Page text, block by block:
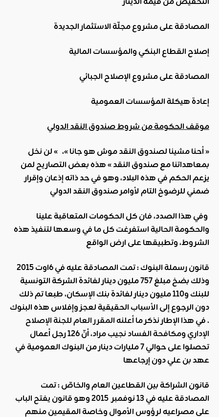
المصادقة على مشروع مجلّة الاستثمار الجديدة
إصلاح القطاع البنكي والمؤسسات المالية
المصادقة على مشروع الإصلاح الجبائي
إعادة هيكلة المؤسسات العمومية
موقف الحكومة من شروط صندوق النقد الدولي
« أحنا مشينا لصندوق النقد موش هو جانا »، » لن نخل
بمعاهداتنا مع صندوق النقد » هذه بعض التصاريح لمن
يزعم الحكم في هذه البلاد، وهو في حد ذاته إذعان وإقرار
ضمني للرضوخ التام لأوامر صندوق النقد الدولي
وفي هذا الصدد، فان كل الحكومات المتعاقبة علينا
والحكومة الحالية استفرغت كل ما في وسعها لتنفيذ هذه
الشروط، وتطبيقها على ارض الواقع
قانون رسملة البنوك : تمت المصادقة عليه في 6اوت 2015
وذلك بضخ
مبلغ 757 مليون دينار لفائدة الشركة التونسية
للبنك و110 مليون دينار لفائدة بنك الإسكان، طبعا تم ذلك
دون الرجوع إلى الأسباب الحقيقية لعجز وإفلاس هذه البنوك
. في هذا الإطار نذكرماأعلنه المقرر العام للجنة الإصلاح
الإداري ومكافحة الفساد نجيب مراد
، أنّ 126 رجل أعمال
تحصلوا على حوالي 7 مليارات دينار من البنوك العمومية في
عهد بن علي دون إرجاعها
قانون الشراكة بين القطاعين العام والخاصّ : تمت
المصادقة عليه في 13 نوفمبر 2015 وهو قانون يفتح الباب
على مصراعيه لرؤوس الأموال وخاصة المقيمين منهم